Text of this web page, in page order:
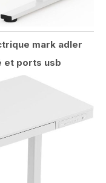
mark adler
et ports usb